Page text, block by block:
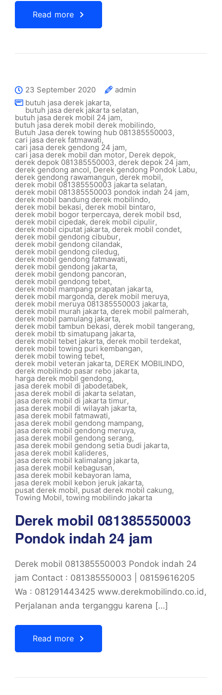
Read more
23 September 2020
admin
butuh jasa derek jakarta,
butuh jasa derek jakarta selatan,
butuh jasa derek mobil 24 jam,
butuh jasa derek mobil derek mobilindo,
Butuh Jasa derek towing hub 081385550003,
cari jasa derek fatmawati,
cari jasa derek gendong 24 jam,
cari jasa derek mobil dan motor, Derek depok,
derek depok 081385550003, derek depok 24 jam,
derek gendong ancol, Derek gendong Pondok Labu,
derek gendong rawamangun,derek mobil,
derek mobil 081385550003 jakarta selatan,
derek mobil 081385550003 pondok indah 24 jam,
derek mobil bandung derek mobilindo,
derek mobil bekasi, derek mobil bintaro,
derek mobil bogor terpercaya, derek mobil bsd,
derek mobil cipedak, derek mobil cipulir,
derek mobil ciputat jakarta, derek mobil condet,
derek mobil gendong cibubur,
derek mobil gendong cilandak,
derek mobil gendong ciledug,
derek mobil gendong fatmawati,
derek mobil gendong jakarta,
derek mobil gendong pancoran,
derek mobil gendong tebet,
derek mobil mampang prapatan jakarta,
derek mobil margonda,derek mobil meruya,
derek mobil meruya 081385550003 jakarta,
derek mobil murah jakarta, derek mobil palmerah,
derek mobil pamulang jakarta,
derek mobil tambun bekasi, derek mobil tangerang,
derek mobil tb simatupang jakarta,
derek mobil tebet jakarta,derek mobil terdekat,
derek mobil towing puri kembangan,
derek mobil towing tebet,
derek mobil veteran jakarta, DEREK MOBILINDO,
derek mobilindo pasar rebo jakarta,
harga derek mobil gendong,
jasa derek mobil di jabodetabek,
jasa derek mobil di jakarta selatan,
jasa derek mobil di jakarta timur,
jasa derek mobil di wilayah jakarta,
jasa derek mobil fatmawati,
jasa derek mobil gendong mampang,
jasa derek mobil gendong meruya,
jasa derek mobil gendong serang,
jasa derek mobil gendong setia budi jakarta,
jasa derek mobil kalideres,
jasa derek mobil kalimalang jakarta,
jasa derek mobil kebagusan,
jasa derek mobil kebayoran lama,
jasa derek mobil kebon jeruk jakarta,
pusat derek mobil, pusat derek mobil cakung,
Towing Mobil, towing mobilindo jakarta
Derek mobil 081385550003
Pondok indah 24 jam
Derek mobil 081385550003 Pondok indah 24
jam Contact : 081385550003 | 08159616205
Wa : 081291443425 www.derekmobilindo.co.id,
Perjalanan anda terganggu karena […]
Read more